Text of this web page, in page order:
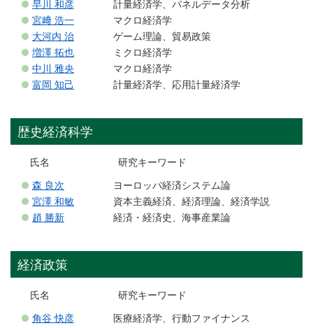
早川 和彦 計量経済学、パネルデータ分析
宮﨑 浩一 マクロ経済学
大河内 治 ゲーム理論、貿易政策
増澤 拓也 ミクロ経済学
中川 雅央 マクロ経済学
富岡 知己 計量経済学、応用計量経済学
歴史経済科学
氏名 研究キーワード
森 良次 ヨーロッパ経済システム論
宮澤 和敏 資本主義経済、経済理論、経済学説
趙 勝新 経済・経済史、海事産業論
経済政策
氏名 研究キーワード
角谷 快彦 医療経済学、行動ファイナンス